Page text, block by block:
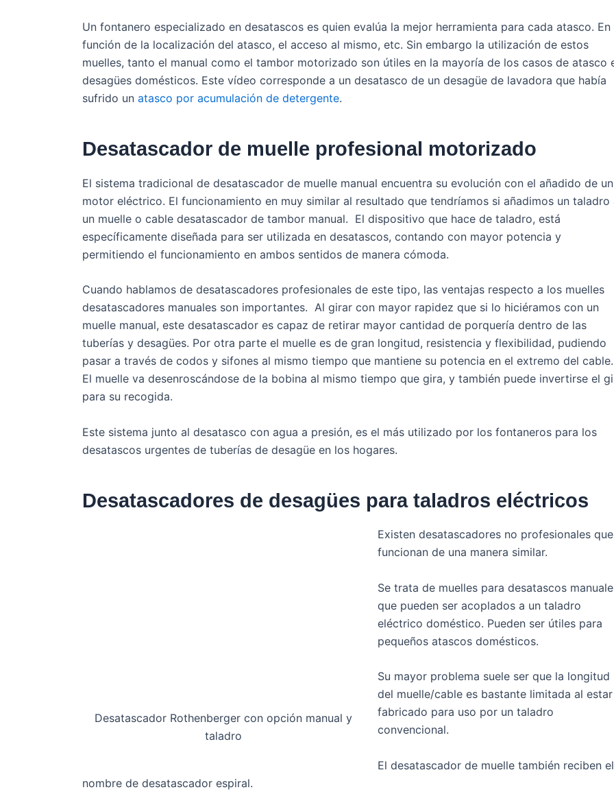
Un fontanero especializado en desatascos es quien evalúa la mejor herramienta para cada atasco. En
función de la localización del atasco, el acceso al mismo, etc. Sin embargo la utilización de estos
muelles, tanto el manual como el tambor motorizado son útiles en la mayoría de los casos de atasco
desagües domésticos. Este vídeo corresponde a un desatasco de un desagüe de lavadora que había
sufrido un atasco por acumulación de detergente.
Desatascador de muelle profesional motorizado
El sistema tradicional de desatascador de muelle manual encuentra su evolución con el añadido de un
motor eléctrico. El funcionamiento en muy similar al resultado que tendríamos si añadimos un taladro
un muelle o cable desatascador de tambor manual. El dispositivo que hace de taladro, está
específicamente diseñada para ser utilizada en desatascos, contando con mayor potencia y
permitiendo el funcionamiento en ambos sentidos de manera cómoda.
Cuando hablamos de desatascadores profesionales de este tipo, las ventajas respecto a los muelles
desatascadores manuales son importantes. Al girar con mayor rapidez que si lo hiciéramos con un
muelle manual, este desatascador es capaz de retirar mayor cantidad de porquería dentro de las
tuberías y desagües. Por otra parte el muelle es de gran longitud, resistencia y flexibilidad, pudiendo
pasar a través de codos y sifones al mismo tiempo que mantiene su potencia en el extremo del cable.
El muelle va desenroscándose de la bobina al mismo tiempo que gira, y también puede invertirse el
para su recogida.
Este sistema junto al desatasco con agua a presión, es el más utilizado por los fontaneros para los
desatascos urgentes de tuberías de desagüe en los hogares.
Desatascadores de desagües para taladros eléctricos
Desatascador Rothenberger con opción manual y
taladro
Existen desatascadores no profesionales que
funcionan de una manera similar.
Se trata de muelles para desatascos
que pueden ser acoplados a un taladro
eléctrico doméstico. Pueden ser útiles para
pequeños atascos domésticos.
Su mayor problema suele ser que la longitud
del muelle/cable es bastante limitada al estar
fabricado para uso por un taladro
convencional.
El desatascador de muelle también reciben el
nombre de desatascador espiral.